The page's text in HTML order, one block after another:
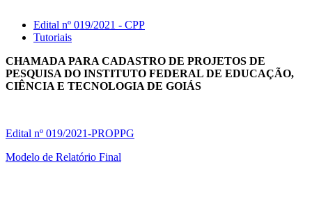
Edital nº 019/2021 - CPP
Tutoriais
CHAMADA PARA CADASTRO DE PROJETOS DE
PESQUISA DO INSTITUTO FEDERAL DE EDUCAÇÃO,
CIÊNCIA E TECNOLOGIA DE GOIÁS
Edital nº 019/2021-PROPPG
Modelo de Relatório Final